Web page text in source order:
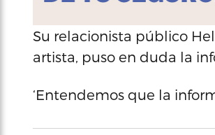
Su relacionista público
artista, puso en duda la
‘Entendemos que la